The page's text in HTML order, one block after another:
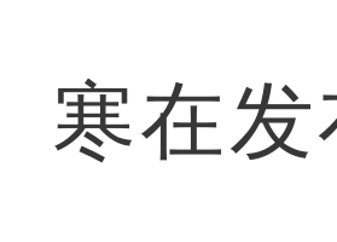
寒在